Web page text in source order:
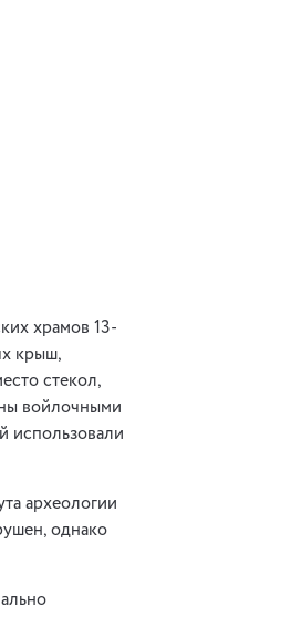
храмов 13-
крыш,
стекол,
войлочными
использовали
археологии
однако